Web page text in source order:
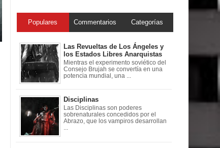
Populares Commentarios Categorías
Las Revueltas de Los Ángeles y
los Estados Libres Anarquistas
Mientras el experimento soviético del
Consejo Brujah se convertía en una
potencia mundial, una ...
Disciplinas
Las Disciplinas son poderes
sobrenaturales concedidos por el
Abrazo, que los vampiros desarrollan